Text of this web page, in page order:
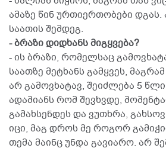
ამაზე წინ ურთიერთობები დგას.
საათის შემდეგ.
- ბრაზი დიდხანს მიგყვება?
- ის ბრაზი, რომელსაც
საათზე მეტხანს გამყვეს,
არ გამოვხატავ, შეიძლება 5
ადამიანს რომ შევხვდე,
გამახსენდეს და ვუთხრა,
იცი, მაგ დროს მე როგორ
თემა მაინც უნდა გავიარო. არ